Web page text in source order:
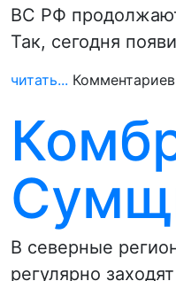
ВС РФ
Так, сегодня
читать...
В северные
регулярно